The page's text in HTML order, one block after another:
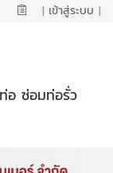
| เข้าสู่ระบบ |
อ ซ่อมท่อรั่ว